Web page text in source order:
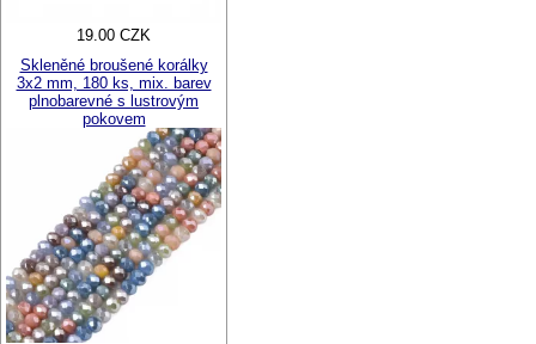
19.00 CZK
Skleněné broušené korálky
3x2 mm, 180 ks, mix. barev
plnobarevné s lustrovým
pokovem